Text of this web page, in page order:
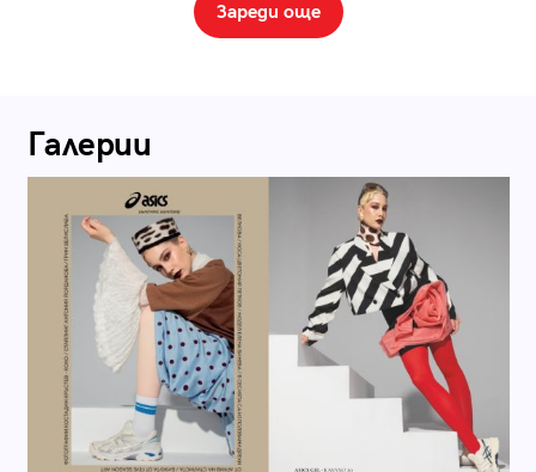
Зареди още
Галерии